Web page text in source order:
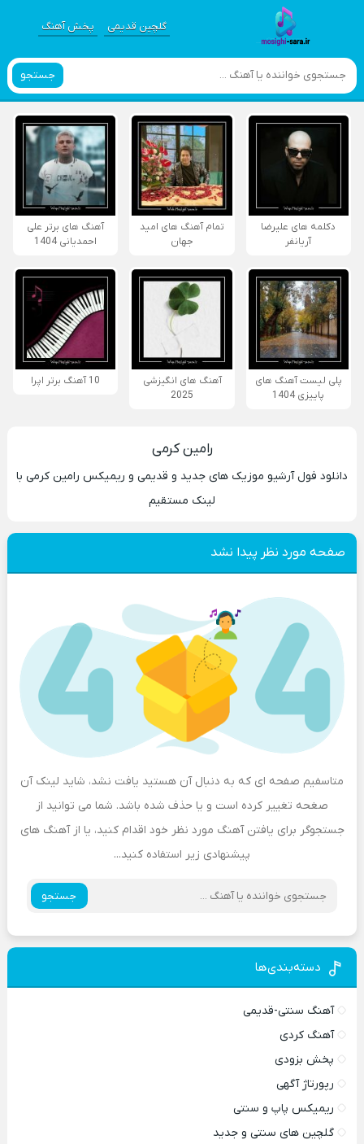
گلچین قدیمی پخش آهنگ
جستجو
دکلمه های علیرضا
آریانفر
تمام آهنگ های امید
جهان
آهنگ های برتر علی
احمدیانی 1404
پلی لیست آهنگ های
پاییزی 1404
آهنگ های انگیزشی
2025
10 آهنگ برتر اپرا
رامین کرمی
دانلود فول آرشیو موزیک های جدید و قدیمی و ریمیکس رامین کرمی با
لینک مستقیم
صفحه مورد نظر پیدا نشد
متاسفیم صفحه ای که به دنبال آن هستید یافت نشد، شاید لینک آن
صغحه تغییر کرده است و یا حذف شده باشد. شما می توانید از
جستجوگر برای یافتن آهنگ مورد نظر خود اقدام کنید، یا از آهنگ های
پیشنهادی زیر استفاده کنید...
جستجو
دسته‌بندی‌ها
آهنگ سنتی-قدیمی
آهنگ کردی
پخش بزودی
رپورتاژ آگهی
ریمیکس پاپ و سنتی
گلچین های سنتی و جدید